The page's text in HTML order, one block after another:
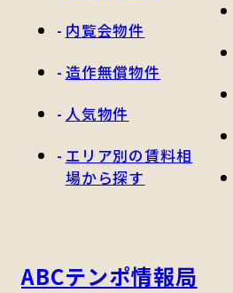
内覧会物件
造作無償物件
人気物件
エリア別の賃料相
場から探す
ABCテンポ情報局